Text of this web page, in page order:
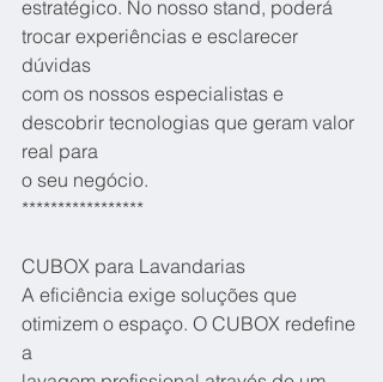
estratégico. No nosso stand, poderá
trocar experiências e esclarecer
dúvidas
com os nossos especialistas e
descobrir tecnologias que geram valor
real para
o seu negócio.
*****************
CUBOX para Lavandarias
A eficiência exige soluções que
otimizem o espaço. O CUBOX redefine
a